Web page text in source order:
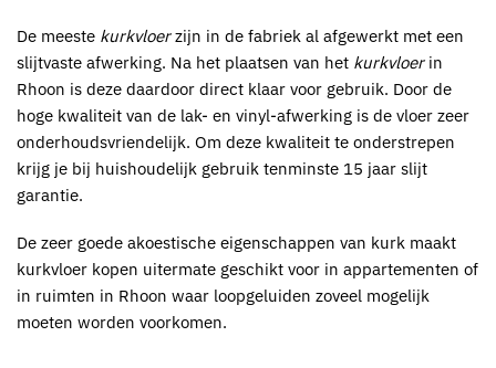
De meeste kurkvloerzijn in de fabriek al afgewerkt met een
slijtvaste afwerking. Na het plaatsen van het kurkvloerin
Rhoon is deze daardoor direct klaar voor gebruik. Door de
hoge kwaliteit van de lak- en vinyl-afwerking is de vloer zeer
onderhoudsvriendelijk. Om deze kwaliteit te onderstrepen
krijg je bij huishoudelijk gebruik tenminste 15 jaar slijt
garantie.
De zeer goede akoestische eigenschappen van kurk maakt
kurkvloer kopen uitermate geschikt voor in appartementen of
in ruimten in Rhoon waar loopgeluiden zoveel mogelijk
moeten worden voorkomen.